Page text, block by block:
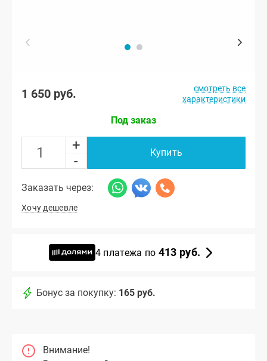
1 650 руб.
смотреть все
характеристики
Под заказ
+
-
Купить
Заказать через:
Хочу дешевле
4 платежа по 413 руб.
Бонус за покупку: 165 руб.
Внимание!